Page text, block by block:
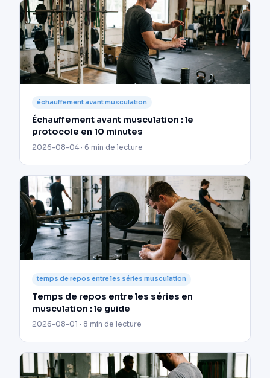
échauffement avant musculation
Échauffement avant musculation : le
protocole en 10 minutes
2026-08-04 · 6 min de lecture
temps de repos entre les séries musculation
Temps de repos entre les séries en
musculation : le guide
2026-08-01 · 8 min de lecture